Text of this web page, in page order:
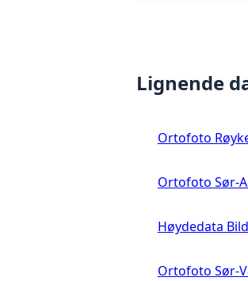
Lignende
Ortofoto
Ortofoto Sør-
Høydedata
Ortofoto Sør-